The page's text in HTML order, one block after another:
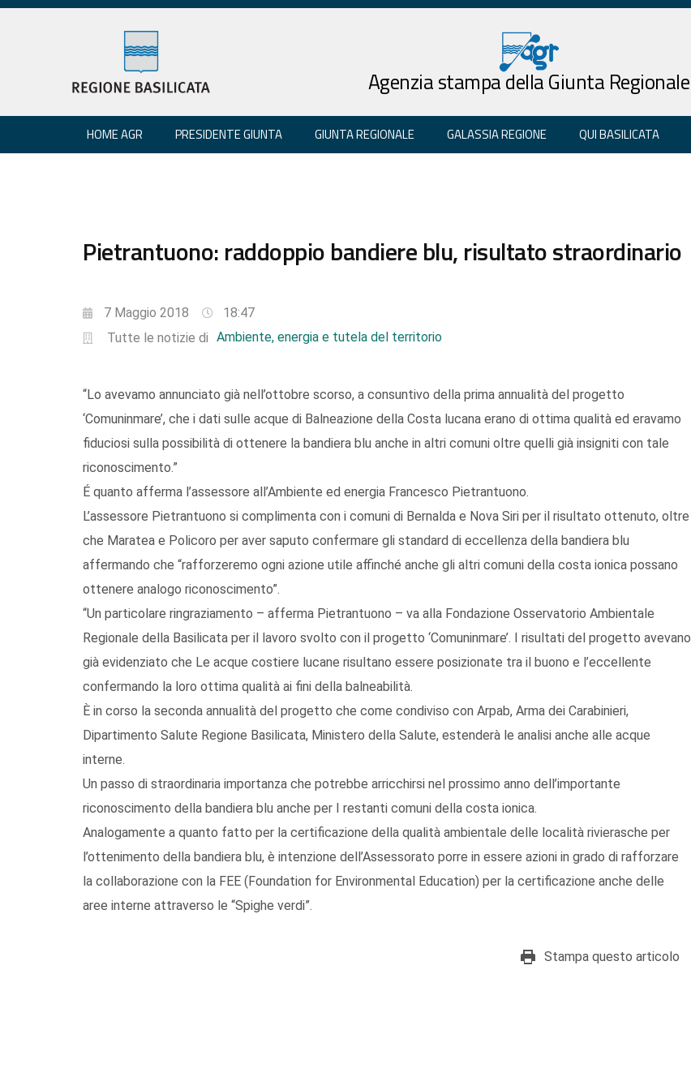
Agenzia stampa della Giunta Regionale
HOME AGR PRESIDENTE GIUNTA GIUNTA REGIONALE GALASSIA REGIONE QUI BASILICATA
Pietrantuono: raddoppio bandiere blu, risultato straordinario
7 Maggio 2018
18:47
Tutte le notizie di Ambiente, energia e tutela del territorio
“Lo avevamo annunciato già nell’ottobre scorso, a consuntivo della prima annualità del progetto
‘Comuninmare’, che i dati sulle acque di Balneazione della Costa lucana erano di ottima qualità ed eravamo
fiduciosi sulla possibilità di ottenere la bandiera blu anche in altri comuni oltre quelli già insigniti con tale
riconoscimento.”
É quanto afferma l’assessore all’Ambiente ed energia Francesco Pietrantuono.
L’assessore Pietrantuono si complimenta con i comuni di Bernalda e Nova Siri per il risultato ottenuto, oltre
che Maratea e Policoro per aver saputo confermare gli standard di eccellenza della bandiera blu
affermando che “rafforzeremo ogni azione utile affinché anche gli altri comuni della costa ionica possano
ottenere analogo riconoscimento”.
“Un particolare ringraziamento – afferma Pietrantuono – va alla Fondazione Osservatorio Ambientale
Regionale della Basilicata per il lavoro svolto con il progetto ‘Comuninmare’. I risultati del progetto avevano
già evidenziato che Le acque costiere lucane risultano essere posizionate tra il buono e l’eccellente
confermando la loro ottima qualità ai fini della balneabilità.
È in corso la seconda annualità del progetto che come condiviso con Arpab, Arma dei Carabinieri,
Dipartimento Salute Regione Basilicata, Ministero della Salute, estenderà le analisi anche alle acque
interne.
Un passo di straordinaria importanza che potrebbe arricchirsi nel prossimo anno dell’importante
riconoscimento della bandiera blu anche per I restanti comuni della costa ionica.
Analogamente a quanto fatto per la certificazione della qualità ambientale delle località rivierasche per
l’ottenimento della bandiera blu, è intenzione dell’Assessorato porre in essere azioni in grado di rafforzare
la collaborazione con la FEE (Foundation for Environmental Education) per la certificazione anche delle
aree interne attraverso le “Spighe verdi”.
Stampa questo articolo